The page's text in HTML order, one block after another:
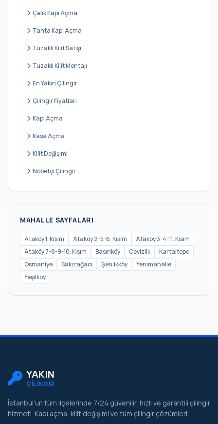
Çelik Kapı Açma
Tahta Kapı Açma
Tuzaklı Kilit Satışı
Tuzaklı Kilit Montajı
En Yakın Çilingir
Çilingir Fiyatları
Kapı Açma
Kasa Açma
Kilit Değişimi
Nöbetçi Çilingir
MAHALLE SAYFALARI
Ataköy 1. Kısım Ataköy 2-5-6. Kısım
Ataköy 3-4-11. Kısım
Ataköy 7-8-9-10. Kısım
Basınköy Cevizlik
Kartaltepe
Osmaniye
Sakızağacı Şenlikköy
Yenimahalle
Yeşilköy
YAKIN
ÇİLİNGİR
İstanbul’un tüm ilçelerinde 7/24 güvenilir, hızlı ve garantili çilingir
hizmeti. Kapı açma, kilit değişimi ve tüm çilingir çözümleri.